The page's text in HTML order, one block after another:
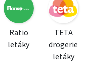
Ratio
letáky
TETA
drogerie
letáky